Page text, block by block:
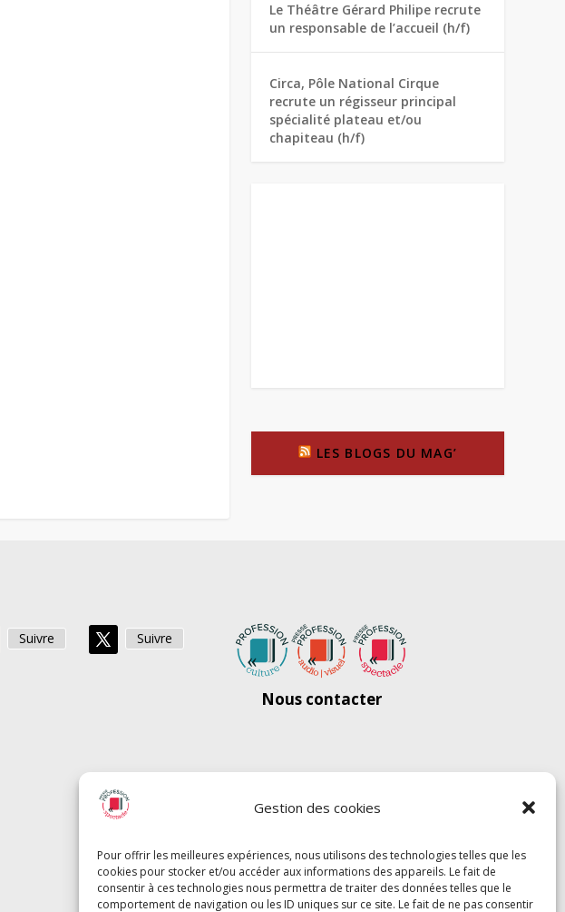
Gestion des cookies
Pour offrir les meilleures expériences, nous utilisons des technologies telles que les
cookies pour stocker et/ou accéder aux informations des appareils. Le fait de
consentir à ces technologies nous permettra de traiter des données telles que le
comportement de navigation ou les ID uniques sur ce site. Le fait de ne pas consentir
Le Théâtre Gérard Philipe recrute
un responsable de l’accueil (h/f)
Circa, Pôle National Cirque
recrute un régisseur principal
spécialité plateau et/ou
chapiteau (h/f)
LES BLOGS DU MAG’
Suivre Suivre
Nous contacter